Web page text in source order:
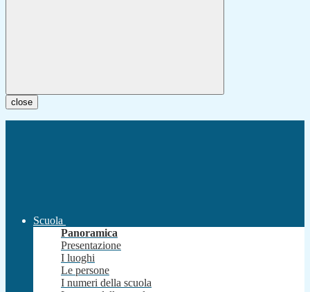
close
Scuola
Panoramica
Presentazione
I luoghi
Le persone
I numeri della scuola